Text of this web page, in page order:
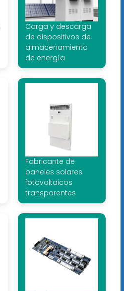
Carga y descarga
de dispositivos de
almacenamiento
de energía
Fabricante de
paneles solares
fotovoltaicos
transparentes